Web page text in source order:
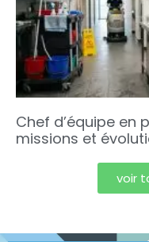
Chef d’équipe en
missions et
voir